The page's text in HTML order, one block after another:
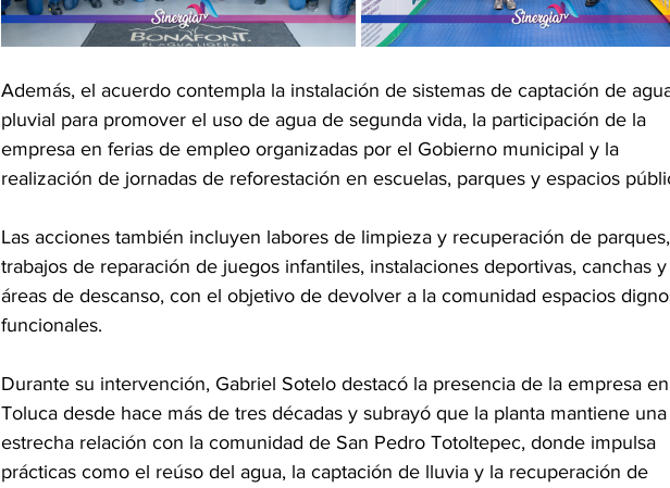
Además, el acuerdo contempla la instalación de sistemas de captación de
pluvial para promover el uso de agua de segunda vida, la participación de la
empresa en ferias de empleo organizadas por el Gobierno municipal y la
realización de jornadas de reforestación en escuelas, parques y espacios
Las acciones también incluyen labores de limpieza y recuperación de
trabajos de reparación de juegos infantiles, instalaciones deportivas, canchas
áreas de descanso, con el objetivo de devolver a la comunidad espacios
funcionales.
Durante su intervención, Gabriel Sotelo destacó la presencia de la empresa
Toluca desde hace más de tres décadas y subrayó que la planta mantiene
estrecha relación con la comunidad de San Pedro Totoltepec, donde impulsa
prácticas como el reúso del agua, la captación de lluvia y la recuperación de